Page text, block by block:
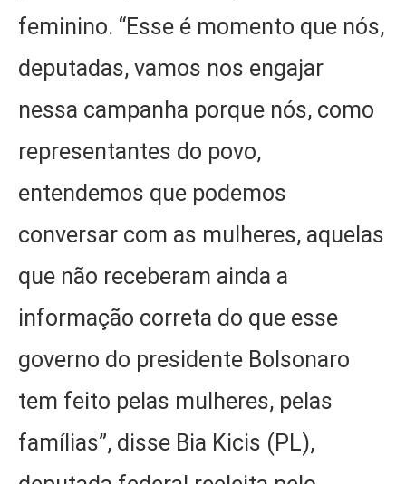
feminino. “Esse é momento que nós,
deputadas, vamos nos engajar
nessa campanha porque nós, como
representantes do povo,
entendemos que podemos
conversar com as mulheres, aquelas
que não receberam ainda a
informação correta do que esse
governo do presidente Bolsonaro
tem feito pelas mulheres, pelas
famílias”, disse Bia Kicis (PL),